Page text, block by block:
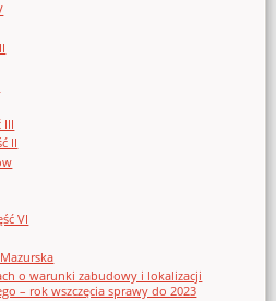
III
II
VI
o warunki zabudowy i lokalizacji
– rok wszczęcia sprawy do 2023